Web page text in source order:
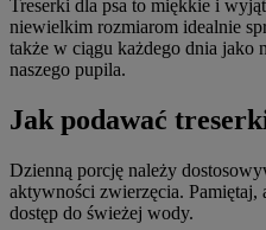
Treserki dla psa to miękkie i
niewielkim rozmiarom idealnie
także w ciągu każdego dnia jako
naszego pupila.
Jak podawać
Dzienną porcję należy
aktywności zwierzęcia. Pamiętaj,
dostęp do świeżej wody.